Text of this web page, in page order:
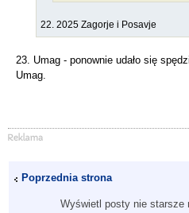
22. 2025 Zagorje i Posavje
23. Umag - ponownie udało się
Umag.
Poprzednia strona
Wyświetl posty nie starsze